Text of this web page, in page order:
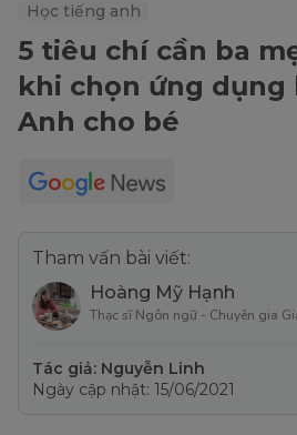
Học tiếng anh
5 tiêu chí cần ba
khi chọn ứng dụng
Anh cho bé
Tham vấn bài viết:
Hoàng Mỹ Hạnh
Thạc sĩ Ngôn ngữ - Chuyên gia
Tác giả: Nguyễn Linh
Ngày cập nhật: 15/06/2021